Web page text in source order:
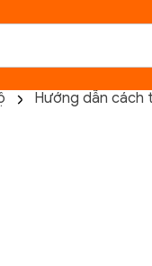
Hướng dẫn cách